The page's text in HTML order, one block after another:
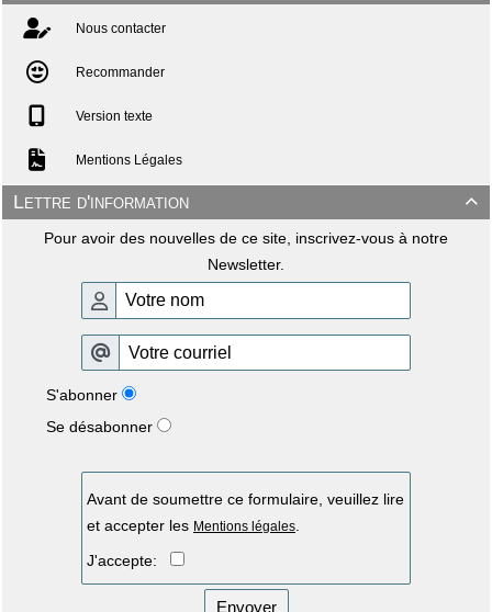
Nous contacter
Recommander
Version texte
Mentions Légales

Lettre d'information
Pour avoir des nouvelles de ce site, inscrivez-vous à notre
Newsletter.
S'abonner
Se désabonner
Avant de soumettre ce formulaire, veuillez lire
et accepter les Mentions légales.
J'accepte:
Envoyer